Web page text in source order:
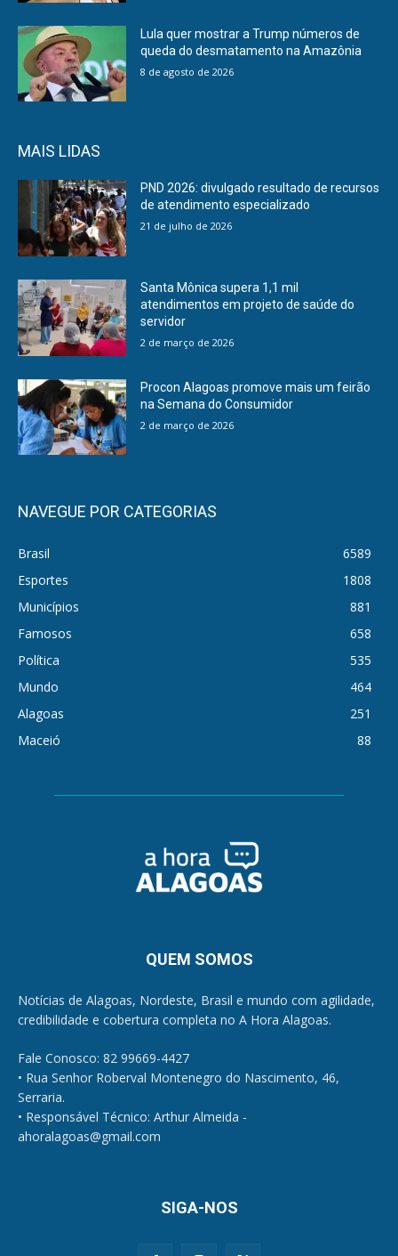
Lula quer mostrar a Trump números de
queda do desmatamento na Amazônia
8 de agosto de 2026
MAIS LIDAS
PND 2026: divulgado resultado de recursos
de atendimento especializado
21 de julho de 2026
Santa Mônica supera 1,1 mil
atendimentos em projeto de saúde do
servidor
2 de março de 2026
Procon Alagoas promove mais um feirão
na Semana do Consumidor
2 de março de 2026
NAVEGUE POR CATEGORIAS
Brasil
6589
Esportes
1808
Municípios
881
Famosos
658
Política
535
Mundo
464
Alagoas
251
Maceió
88
QUEM SOMOS
Notícias de Alagoas, Nordeste, Brasil e mundo com agilidade,
credibilidade e cobertura completa no A Hora Alagoas.
Fale Conosco: 82 99669-4427
• Rua Senhor Roberval Montenegro do Nascimento, 46,
Serraria.
• Responsável Técnico: Arthur Almeida -
ahoralagoas@gmail.com
SIGA-NOS